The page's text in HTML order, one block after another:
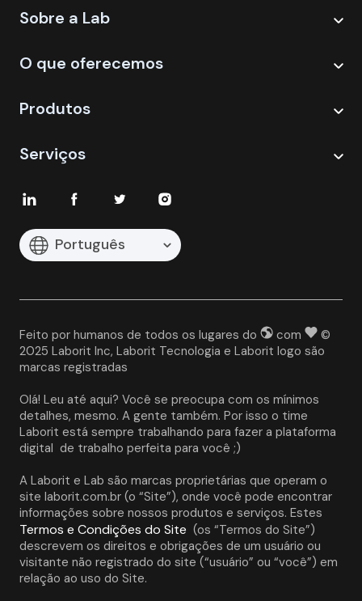
Sobre a Lab
O que oferecemos
Produtos
Serviços
Português
Feito por humanos de todos os lugares do com
©
2025 Laborit Inc, Laborit Tecnologia e Laborit logo são
marcas registradas
Olá! Leu até aqui? Você se preocupa com os mínimos
detalhes, mesmo. A gente também. Por isso o time
Laborit está sempre trabalhando para fazer a plataforma
digital  de trabalho perfeita para você ;)
A Laborit e Lab são marcas proprietárias que operam o
site laborit.com.br (o “Site”), onde você pode encontrar
informações sobre nossos produtos e serviços. Estes
Termos e Condições do Site (os “Termos do Site”)
descrevem os direitos e obrigações de um usuário ou
visitante não registrado do site (“usuário” ou “você”) em
relação ao uso do Site.